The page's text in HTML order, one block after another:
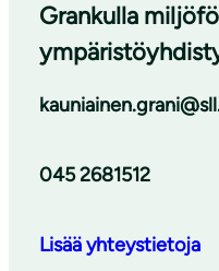
Grankulla
045 2681512
Lisää yhteystietoja